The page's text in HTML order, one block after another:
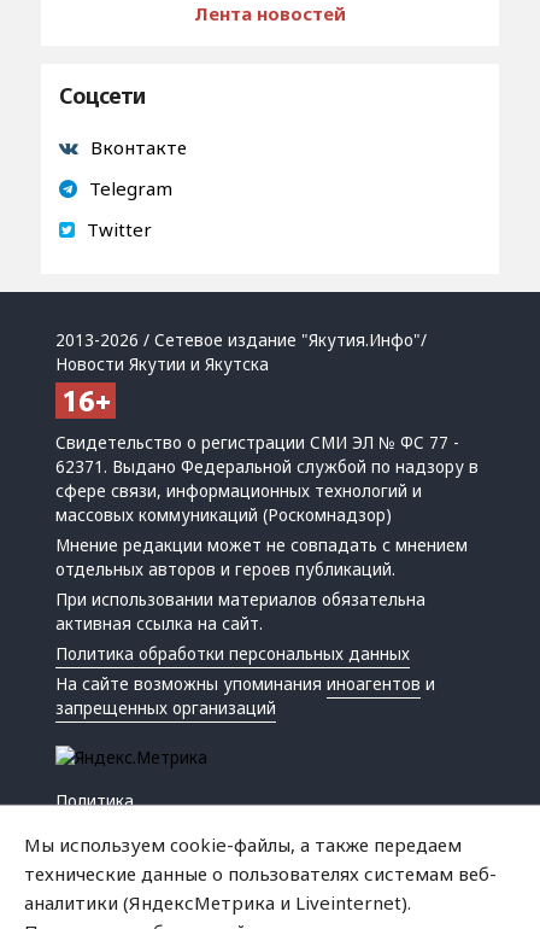
Лента новостей
Соцсети
Вконтакте
Telegram
Twitter
2013-2026 / Сетевое издание "Якутия.Инфо"/
Новости Якутии и Якутска
Свидетельство о регистрации СМИ ЭЛ № ФС 77 -
62371. Выдано Федеральной службой по надзору в
сфере связи, информационных технологий и
массовых коммуникаций (Роскомнадзор)
Мнение редакции может не совпадать с мнением
отдельных авторов и героев публикаций.
При использовании материалов обязательна
активная ссылка на сайт.
Политика обработки персональных данных
На сайте возможны упоминанияиноагентов и
запрещенных организаций
Политика
Мы используем cookie-файлы, а также передаем
технические данные о пользователях системам веб-
аналитики (ЯндексМетрика и Liveinternet).